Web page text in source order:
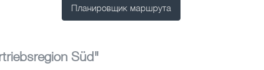
Планировщик маршрута
Süd"